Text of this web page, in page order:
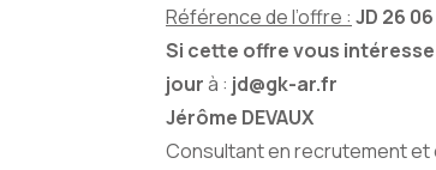
Référence de l’offre : JD 26
Si cette offre vous intéresse
jourà : jd@gk-ar.fr
Jérôme DEVAUX
Consultant en recrutement et